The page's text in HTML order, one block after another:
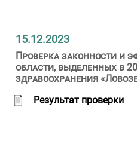
15.12.2023
Проверка законности и
области, выделенных в
здравоохранения
Результат проверки